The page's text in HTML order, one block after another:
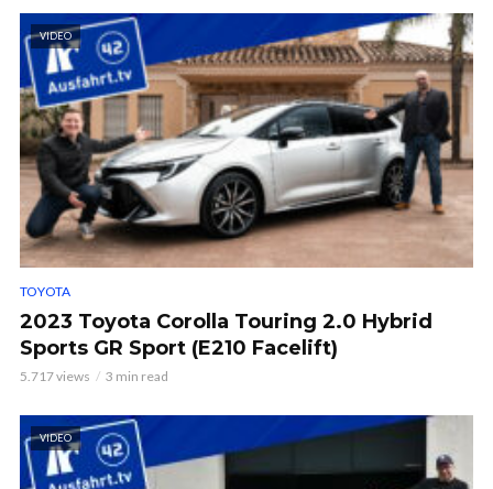
VIDEO
TOYOTA
2023 Toyota Corolla Touring 2.0 Hybrid
Sports GR Sport (E210 Facelift)
5.717 views 3 min read
VIDEO